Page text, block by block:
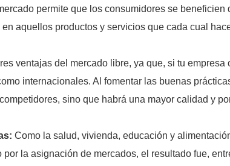
permite que los consumidores se
aquellos productos y servicios que cada cual
ventajas del mercado libre, ya que, si tu
internacionales. Al fomentar las buenas
sino que habrá una mayor calidad y
Como la salud, vivienda, educación y
por la asignación de mercados, el resultado fue,